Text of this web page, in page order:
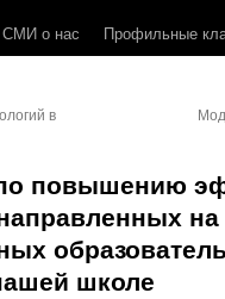
СМИ о нас Профильные
в
повышению
школе